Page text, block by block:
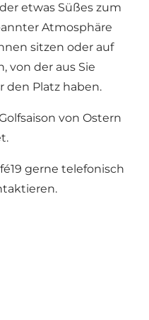
etwas Süßes zum
Atmosphäre
sitzen oder auf
von der aus Sie
den Platz haben.
von Ostern
gerne telefonisch